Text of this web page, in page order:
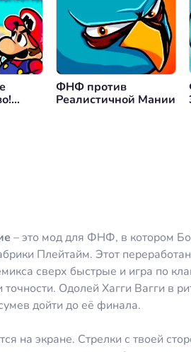
Вернуться назад
ФНФ против
Реалистичной Мании
– это мод для ФНФ, в котором
Плейтайм. Этот
сверх быстрые и игра по
Одолей Хагги Вагги в
дойти до её финала.
на экране. Стрелки с твоей